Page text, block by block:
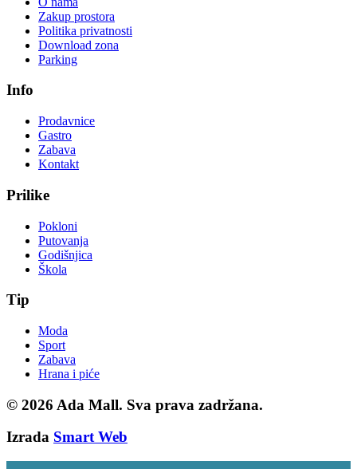
Zakup prostora
Politika privatnosti
Download zona
Parking
Info
Prodavnice
Gastro
Zabava
Kontakt
Prilike
Pokloni
Putovanja
Godišnjica
Škola
Tip
Moda
Sport
Zabava
Hrana i piće
© 2026 Ada Mall. Sva prava zadržana.
Izrada Smart Web